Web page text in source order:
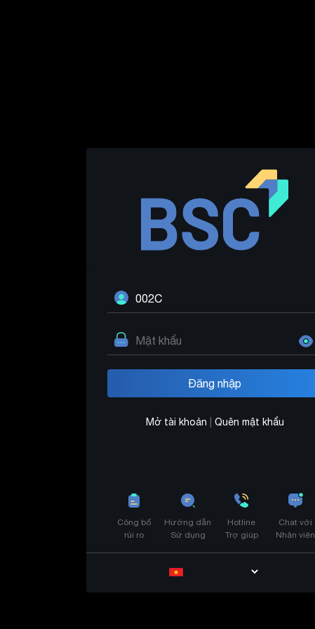
Mở tài khoản Quên mật khẩu
Công bố
rủi ro
Hướng dẫn
Sử dụng
Hotline
Trợ giúp
Chat với
Nhân viên